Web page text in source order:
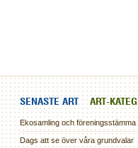
SENASTE ART ART-KATEG
Ekosamling och föreningsstämma
Dags att se över våra grundvalar